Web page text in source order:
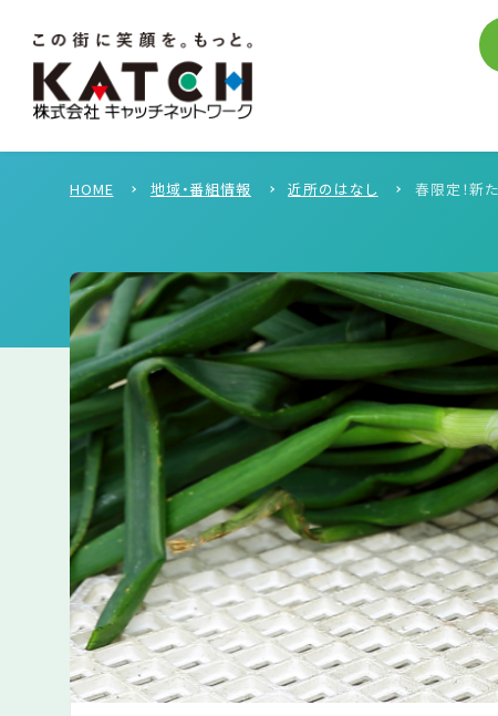
HOME 地域・番組情報 近所のはなし 春限定！新